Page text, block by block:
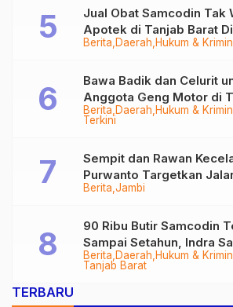
Berita Daerah Hukum &
Jual Obat Samcodin Tak
Apotek di Tanjab Barat
Berita Daerah Hukum &
Terkini
Bawa Badik dan Celurit
Anggota Geng Motor di
Diringkus
Berita Jambi
Sempit dan Rawan
Purwanto Targetkan
Tungkal-Jambi Mulus di
Berita Daerah Hukum &
Tanjab Barat
90 Ribu Butir Samcodin
Sampai Setahun, Indra
Audit Menyeluruh
TERBARU